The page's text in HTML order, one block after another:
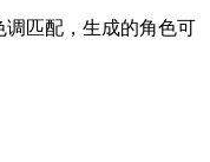
调匹配，生成的角色可